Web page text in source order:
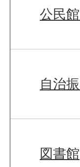
公民
自治
図書館